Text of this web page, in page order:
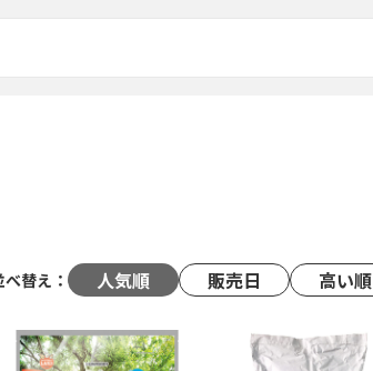
べ替え： 人気順 販売日 高い順